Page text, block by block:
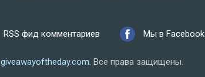
RSS фид комментариев Мы в Facebook
giveawayoftheday.com. Все права защищены.